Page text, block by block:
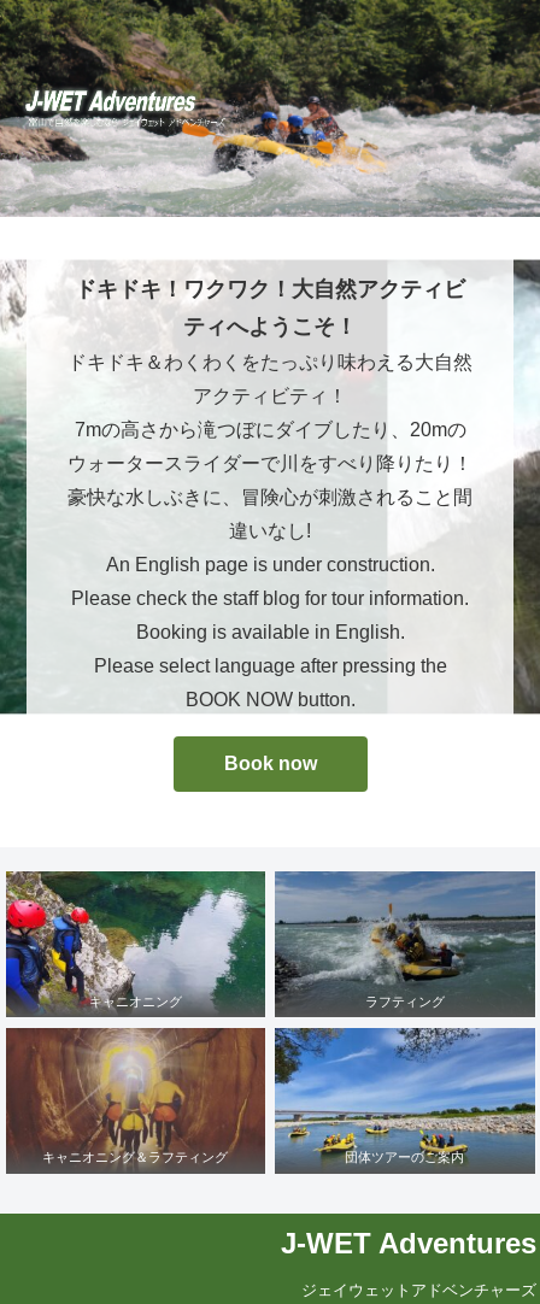
ドキドキ！ワクワク！大自然アクティビ
ティへようこそ！
ドキドキ＆わくわくをたっぷり味わえる大自然
アクティビティ！
7mの高さから滝つぼにダイブしたり、20mの
ウォータースライダーで川をすべり降りたり！
豪快な水しぶきに、冒険心が刺激されること間
違いなし!
An English page is under construction.
Please check the staff blog for tour information.
Booking is available in English.
Please select language after pressing the
BOOK NOW button.
Book now
キャニオニング ラフティング
キャニオニング＆ラフティング 団体ツアーのご案内
J-WET Adventures
ジェイウェットアドベンチャーズ